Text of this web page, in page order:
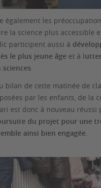
également les
la science plus accessible
participent aussi à
le plus jeune âge et à l
sciences
bilan de cette matinée de
par les enfants, de la
est donc à nouveau réussi
du projet pour une
ainsi bien engagée